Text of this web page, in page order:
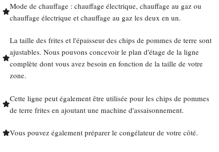
Mode de chauffage : chauffage électrique, chauffage au gaz ou
chauffage électrique et chauffage au gaz les deux en un.
La taille des frites et l'épaisseur des chips de pommes de terre sont
ajustables. Nous pouvons concevoir le plan d'étage de la ligne
complète dont vous avez besoin en fonction de la taille de votre
zone.
Cette ligne peut également être utilisée pour les chips de pommes
de terre frites en ajoutant une machine d'assaisonnement.
Vous pouvez également préparer le congélateur de votre côté.